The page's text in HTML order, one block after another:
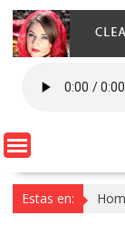
Estas en: